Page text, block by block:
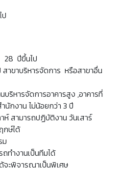
ปีขึ้นไป
ขาบริหารจัดการ หรือสาขาอื่น
ริหารจัดการอาคารสูง ,อาคารที่
นักงาน ไม่น้อยกว่า 3 ปี
สามารถปฏิบัติงาน วันเสาร์
กษ์ได้
ม
ทำงานเป็นทีมได้
จะพิจารณาเป็นพิเศษ